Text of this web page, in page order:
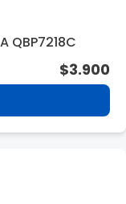
ABRIDOR BOTELLA CERVEZA MADERA QBP7218C
$3.900